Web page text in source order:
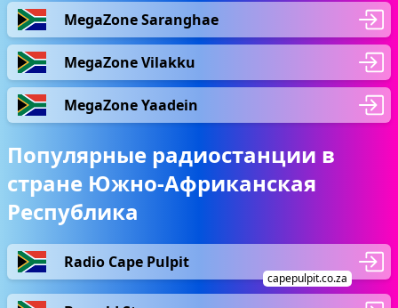
MegaZone Saranghae
MegaZone Vilakku
MegaZone Yaadein
Популярные радиостанции в
стране Южно-Африканская
Республика
Radio Cape Pulpit
capepulpit.co.za